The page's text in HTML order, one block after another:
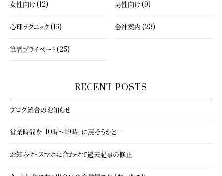
女性向け (12) 男性向け (9)
心理テクニック (16) 会社案内 (23)
筆者プライベート (25)
RECENT POSTS
ブログ統合のお知らせ
営業時間を「10時～19時」に戻そうかと…
お知らせ・スマホに合わせて過去記事の修正